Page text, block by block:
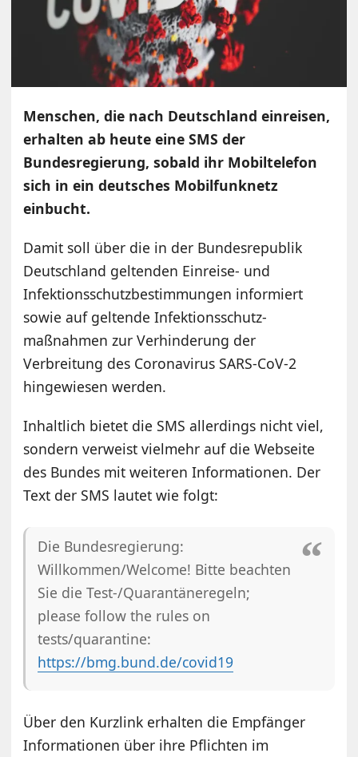
Menschen, die nach Deutschland einreisen,
erhalten ab heute eine SMS der
Bundesregierung, sobald ihr Mobiltelefon
sich in ein deutsches Mobilfunknetz
einbucht.
Damit soll über die in der Bundesrepublik
Deutschland geltenden Einreise- und
Infektionsschutzbestimmungen informiert
sowie auf geltende Infektions­schutz­
maßnahmen zur Verhinderung der
Verbreitung des Coronavirus SARS-CoV-2
hingewiesen werden.
Inhaltlich bietet die SMS allerdings nicht viel,
sondern verweist vielmehr auf die Webseite
des Bundes mit weiteren Informationen. Der
Text der SMS lautet wie folgt:
Die Bundesregierung:
Willkommen/Welcome! Bitte beachten
Sie die Test-/Quarantäneregeln;
please follow the rules on
tests/quarantine:
https://bmg.bund.de/covid19
Über den Kurzlink erhalten die Empfänger
Informationen über ihre Pflichten im